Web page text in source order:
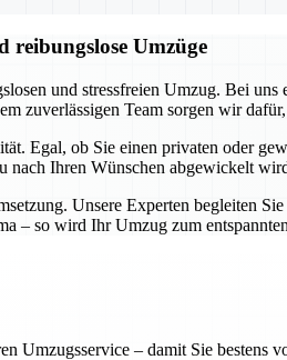
reibungslose Umzüge
und stressfreien Umzug. Bei
zuverlässigen Team sorgen wir
Egal, ob Sie einen privaten oder
nach Ihren Wünschen abgewickelt
Unsere Experten begleiten
– so wird Ihr Umzug zum
Umzugsservice – damit Sie bestens